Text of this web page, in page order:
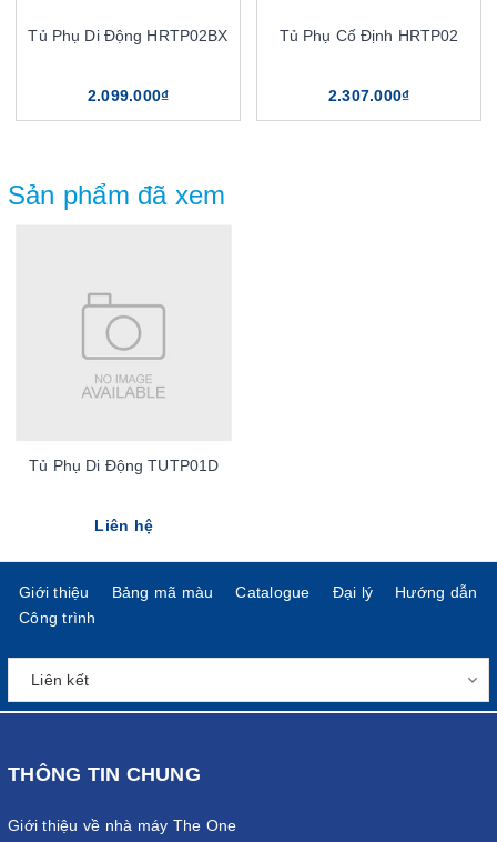
Tủ Phụ Di Động HRTP02BX
2.099.000₫
Tủ Phụ Cố Định HRTP02
2.307.000₫
Sản phẩm đã xem
Tủ Phụ Di Động TUTP01D
Liên hệ
Giới thiệu Bảng mã màu Catalogue Đại lý
Hướng dẫn
Công trình
THÔNG TIN CHUNG
Giới thiệu về nhà máy The One